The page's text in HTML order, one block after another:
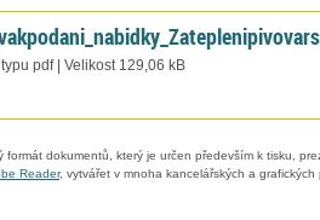
pdf | Velikost 129,06 kB
formát dokumentů, který je určen především k tisku,
Reader, vytvářet v mnoha kancelářských a